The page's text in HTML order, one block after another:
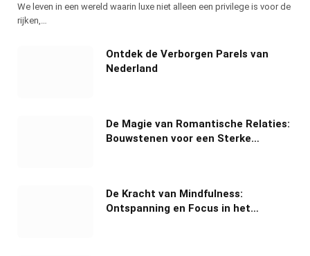
We leven in een wereld waarin luxe niet alleen een privilege is voor de
rijken,…
Ontdek de Verborgen Parels van
Nederland
De Magie van Romantische Relaties:
Bouwstenen voor een Sterke
De Kracht van Mindfulness:
Ontspanning en Focus in het